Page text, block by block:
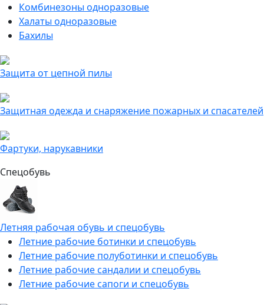
Комбинезоны одноразовые
Халаты одноразовые
Бахилы
Защита от цепной пилы
Защитная одежда и снаряжение пожарных и спасателей
Фартуки, нарукавники
Спецобувь
Летняя рабочая обувь и спецобувь
Летние рабочие ботинки и спецобувь
Летние рабочие полуботинки и спецобувь
Летние рабочие сандалии и спецобувь
Летние рабочие сапоги и спецобувь